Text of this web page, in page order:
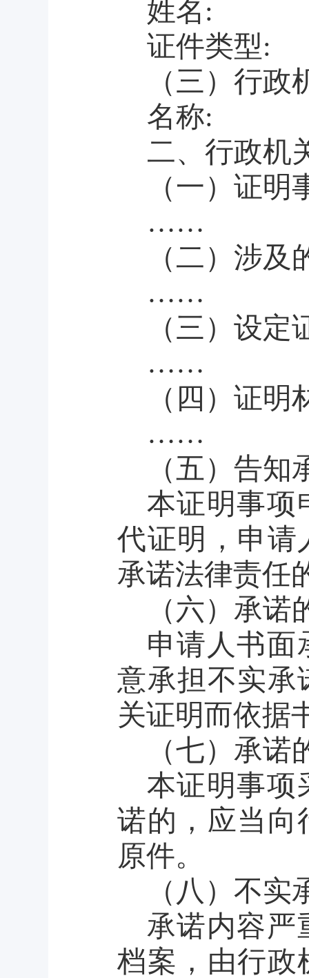
姓名 :
证件类型:
（三）行政
名称:
二、行政机
（一）证明
……
（二）涉
……
（三）设定
……
（四）证明
……
（五）告
本证明事项
代证明，申请
承诺法律责任
（六）承诺
申请人书面
意承担不实承
关证明而依据
（七） 承诺
本证明事项
诺的，应当向
原件。
（ 八 ） 不实
承诺内容严
档案，由行政